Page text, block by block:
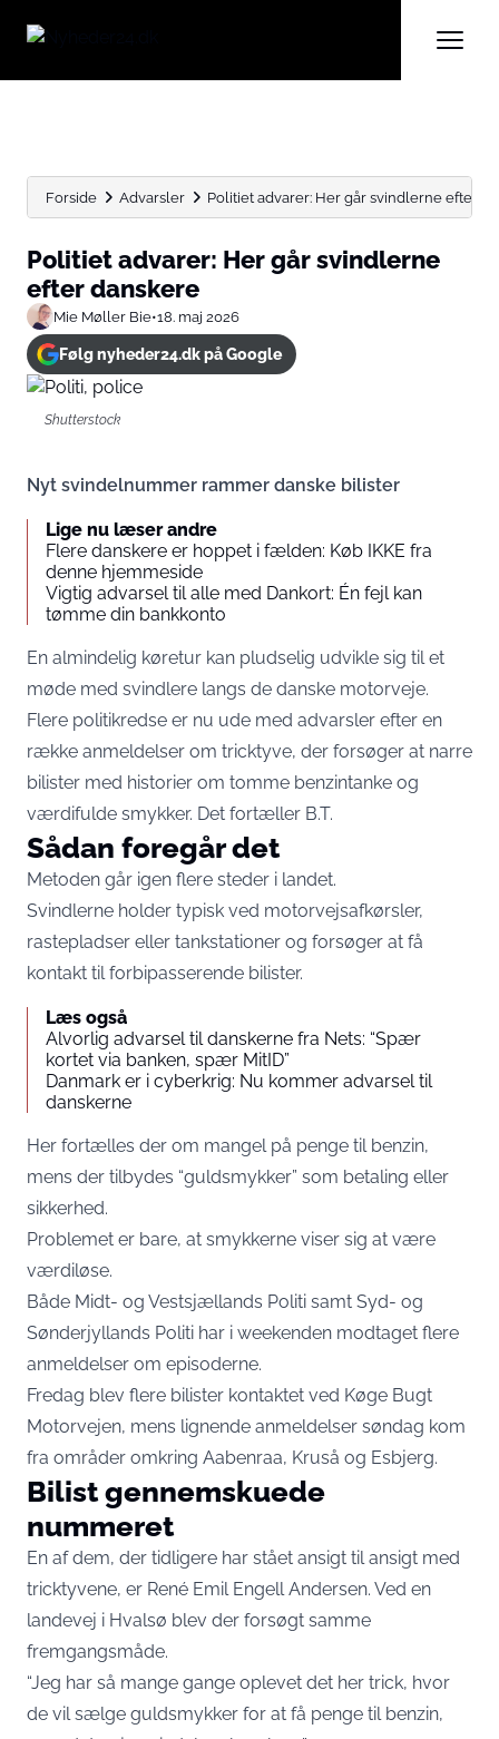
Forside Advarsler Politiet advarer: Her går svindlerne efter
Politiet advarer: Her går svindlerne
efter danskere
Mie Møller Bie•18. maj 2026
Følg nyheder24.dk på Google
Shutterstock
Nyt svindelnummer rammer danske bilister
Lige nu læser andre
Flere danskere er hoppet i fælden: Køb IKKE fra
denne hjemmeside
Vigtig advarsel til alle med Dankort: Én fejl kan
tømme din bankkonto
En almindelig køretur kan pludselig udvikle sig til et
møde med svindlere langs de danske motorveje.
Flere politikredse er nu ude med advarsler efter en
række anmeldelser om tricktyve, der forsøger at narre
bilister med historier om tomme benzintanke og
værdifulde smykker. Det fortæller B.T.
Sådan foregår det
Metoden går igen flere steder i landet.
Svindlerne holder typisk ved motorvejsafkørsler,
rastepladser eller tankstationer og forsøger at få
kontakt til forbipasserende bilister.
Læs også
Alvorlig advarsel til danskerne fra Nets: “Spær
kortet via banken, spær MitID”
Danmark er i cyberkrig: Nu kommer advarsel til
danskerne
Her fortælles der om mangel på penge til benzin,
mens der tilbydes “guldsmykker” som betaling eller
sikkerhed.
Problemet er bare, at smykkerne viser sig at være
værdiløse.
Både Midt- og Vestsjællands Politi samt Syd- og
Sønderjyllands Politi har i weekenden modtaget flere
anmeldelser om episoderne.
Fredag blev flere bilister kontaktet ved Køge Bugt
Motorvejen, mens lignende anmeldelser søndag kom
fra områder omkring Aabenraa, Kruså og Esbjerg.
Bilist gennemskuede
nummeret
En af dem, der tidligere har stået ansigt til ansigt med
tricktyvene, er René Emil Engell Andersen. Ved en
landevej i Hvalsø blev der forsøgt samme
fremgangsmåde.
“Jeg har så mange gange oplevet det her trick, hvor
de vil sælge guldsmykker for at få penge til benzin,